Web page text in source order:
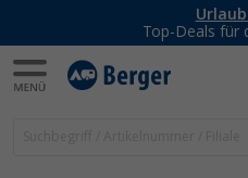
Top-Deals für